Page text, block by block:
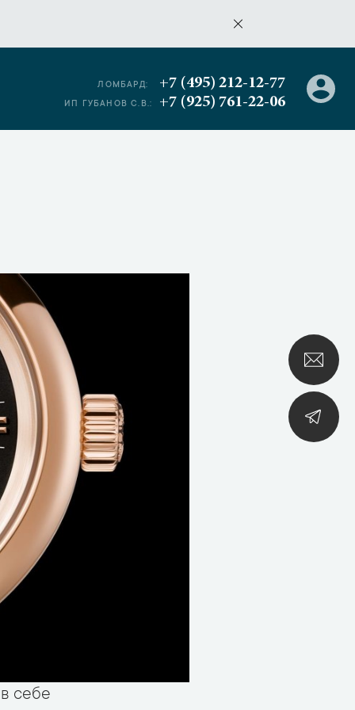
ЛОМБАРД: +7 (495) 212-12-77
ИП ГУБАНОВ С.В.: +7 (925) 761-22-06
себе